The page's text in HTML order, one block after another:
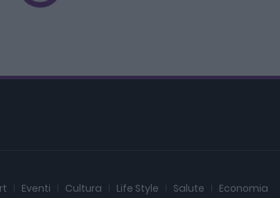
Eventi Cultura Life Style Salute Economia